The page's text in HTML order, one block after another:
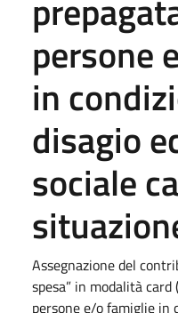
persone
in
disagio
sociale
Assegnazione del
spesa” in modalità
persone e/o famiglie in